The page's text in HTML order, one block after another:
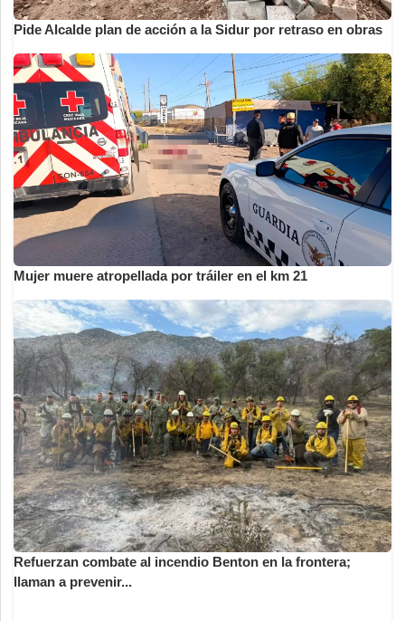
Pide Alcalde plan de acción a la Sidur por retraso en obras
Mujer muere atropellada por tráiler en el km 21
Refuerzan combate al incendio Benton en la frontera;
llaman a prevenir...